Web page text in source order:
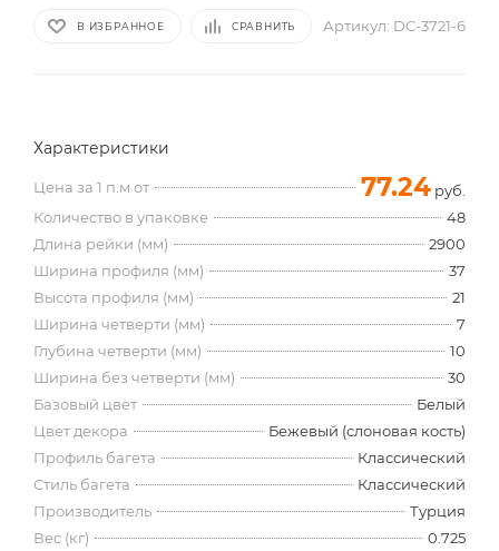
В ИЗБРАННОЕ СРАВНИТЬ Артикул: DC-3721-6
Характеристики
Цена за 1 п.м от 77.24 руб.
Количество в упаковке
48
Длина рейки (мм)
2900
Ширина профиля (мм)
37
Высота профиля (мм)
21
Ширина четверти (мм)
7
Глубина четверти (мм)
10
Ширина без четверти (мм)
30
Базовый цвет
Белый
Цвет декора
Бежевый (слоновая кость)
Профиль багета
Классический
Стиль багета
Классический
Производитель
Турция
Вес (кг)
0.725